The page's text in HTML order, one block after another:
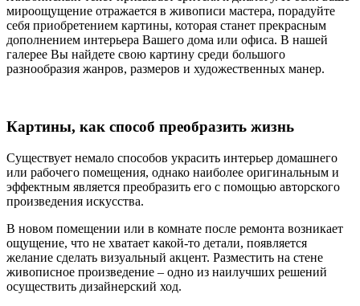
мироощущение отражается в живописи мастера, порадуйте
себя приобретением картины, которая станет прекрасным
дополнением интерьера Вашего дома или офиса. В нашей
галерее Вы найдете свою картину среди большого
разнообразия жанров, размеров и художественных манер.
Картины, как способ преобразить жизнь
Существует немало способов украсить интерьер домашнего
или рабочего помещения, однако наиболее оригинальным и
эффектным является преобразить его с помощью авторского
произведения искусства.
В новом помещении или в комнате после ремонта возникает
ощущение, что не хватает какой-то детали, появляется
желание сделать визуальный акцент. Разместить на стене
живописное произведение – одно из наилучших решений
осуществить дизайнерский ход.